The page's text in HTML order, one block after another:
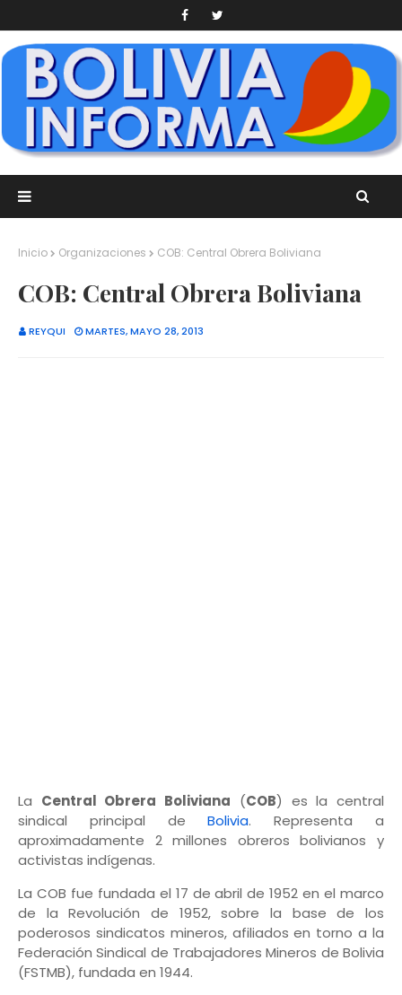
Inicio Organizaciones COB: Central Obrera Boliviana
COB: Central Obrera Boliviana
REYQUI MARTES, MAYO 28, 2013
La Central Obrera Boliviana (COB) es la central
sindical principal deBolivia. Representa a
aproximadamente 2 millones obreros bolivianos y
activistas indígenas.
La COB fue fundada el 17 de abril de 1952 en el marco
de la Revolución de 1952, sobre la base de los
poderosos sindicatos mineros, afiliados en torno a la
Federación Sindical de Trabajadores Mineros de Bolivia
(FSTMB), fundada en 1944.